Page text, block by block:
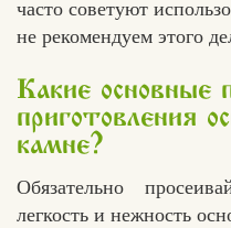
часто советуют
не рекомендуем этого
Какие основные
приготовления
камне?
Обязательно
легкость и нежность